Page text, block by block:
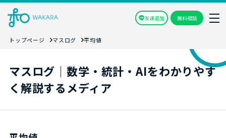
友達追加 無料相談
トップページ マスログ 平均値
マスログ｜数学・統計・AIをわかりやす
く解説するメディア